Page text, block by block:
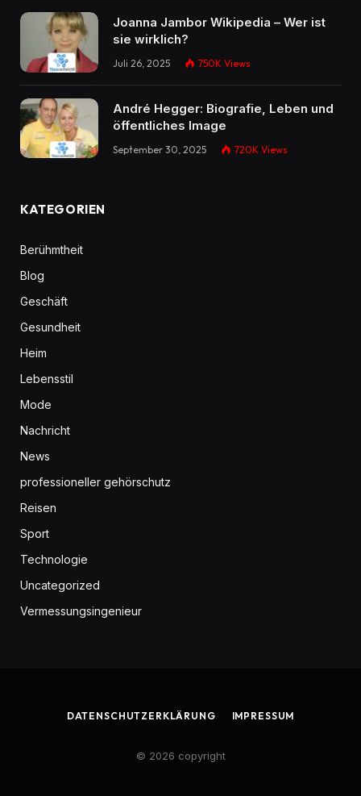
Joanna Jambor Wikipedia – Wer ist
sie wirklich?
Juli 26, 2025 750K Views
André Hegger: Biografie, Leben und
öffentliches Image
September 30, 2025 720K Views
KATEGORIEN
Berühmtheit
Blog
Geschäft
Gesundheit
Heim
Lebensstil
Mode
Nachricht
News
professioneller gehörschutz
Reisen
Sport
Technologie
Uncategorized
Vermessungsingenieur
DATENSCHUTZERKLÄRUNG IMPRESSUM
© 2026 copyright